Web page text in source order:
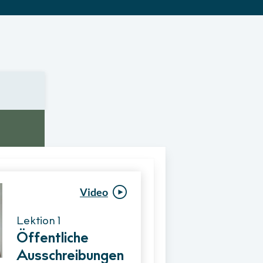
Video
Lektion 1
Öffentliche
AusschreibungenVergabeverfahre